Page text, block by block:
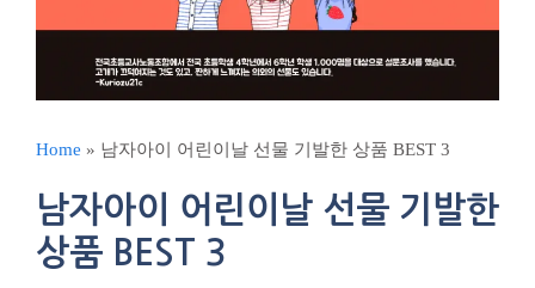
Home » 남자아이 어린이날 선물 기발한 상품 BEST 3
남자아이 어린이날 선물 기발한
상품 BEST 3